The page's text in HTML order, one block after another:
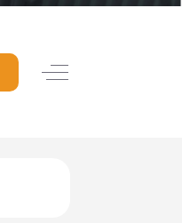
Off-Canvas Toggle